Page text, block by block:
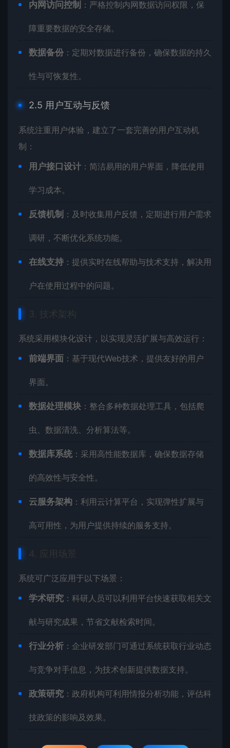
内网访问控制 ：严格控制内网数据访问权限，保
障重要数据的安全存储。
数据备份 ：定期对数据进行备份，确保数据的持久
性与可恢复性。
2.5 用户互动与反馈
系统注重用户体验，建立了一套完善的用户互动机
制：
用户接口设计 ：简洁易用的用户界面，降低使用
学习成本。
反馈机制 ：及时收集用户反馈，定期进行用户需求
调研，不断优化系统功能。
在线支持 ：提供实时在线帮助与技术支持，解决用
户在使用过程中的问题。
3. 技术架构
系统采用模块化设计，以实现灵活扩展与高效运行：
前端界面 ：基于现代Web技术，提供友好的用户
界面。
数据处理模块 ：整合多种数据处理工具，包括爬
虫、数据清洗、分析算法等。
数据库系统：采用高性能数据库，确保数据存储
的高效性与安全性。
云服务架构 ：利用云计算平台，实现弹性扩展与
高可用性，为用户提供持续的服务支持。
4. 应用场景
系统可广泛应用于以下场景：
学术研究 ：科研人员可以利用平台快速获取相关文
献与研究成果，节省文献检索时间。
行业分析 ：企业研发部门可通过系统获取行业动态
与竞争对手信息，为技术创新提供数据支持。
政策研究 ：政府机构可利用情报分析功能，评估科
技政策的影响及效果。